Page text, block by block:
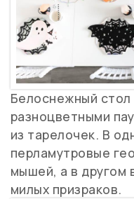
Белоснежный стол
разноцветными
из тарелочек. В
перламутровые
мышей, а в другом
милых призраков.